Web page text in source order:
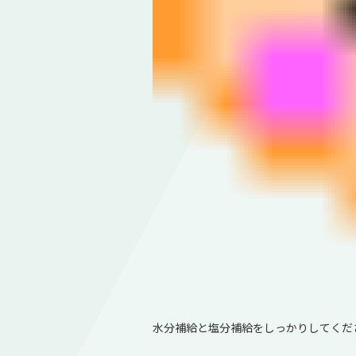
水分補給と塩分補給をしっかりしてく